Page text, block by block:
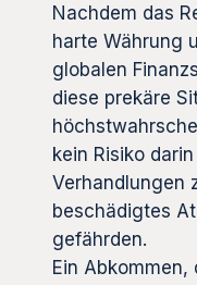
Nachdem das
harte Währung
globalen
diese prekäre
kein Risiko
Verhandlungen
beschädigtes
gefährden.
Ein